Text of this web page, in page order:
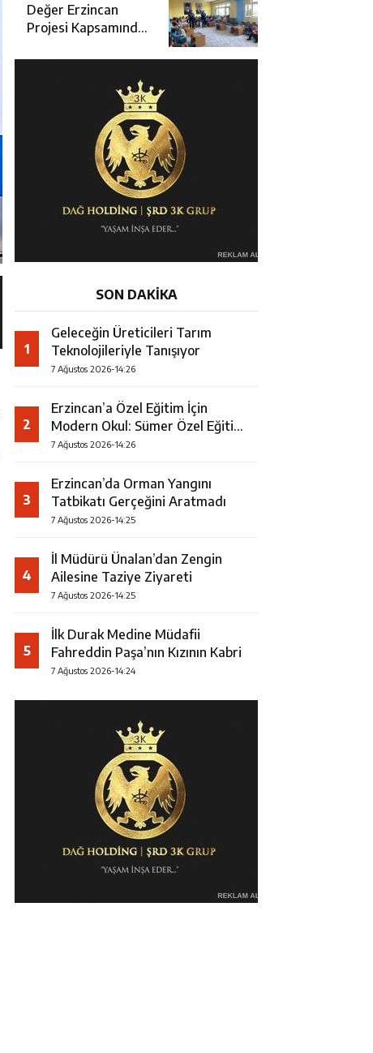
Toplantısı
Değer Erzincan
Projesi Kapsamında
Eğitimi
SON DAKİKA
1
Geleceğin Üreticileri Tarım
Teknolojileriyle Tanışıyor
7 Ağustos 2026-14:26
2
Erzincan’a Özel Eğitim İçin
Modern Okul: Sümer Özel Eğitim
Meslek Okulu Protokolü
7 Ağustos 2026-14:26
3
Erzincan’da Orman Yangını
Tatbikatı Gerçeğini Aratmadı
7 Ağustos 2026-14:25
4
İl Müdürü Ünalan’dan Zengin
Ailesine Taziye Ziyareti
7 Ağustos 2026-14:25
5
İlk Durak Medine Müdafii
Fahreddin Paşa’nın Kızının Kabri
7 Ağustos 2026-14:24